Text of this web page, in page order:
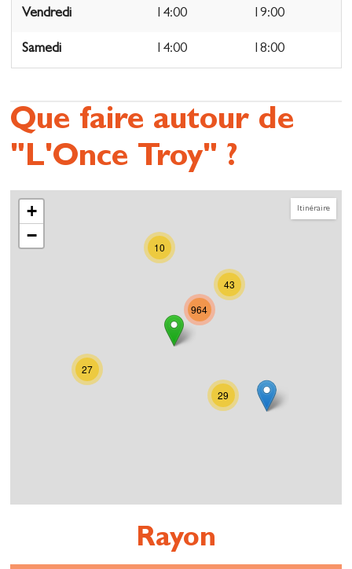
Vendredi 14:00 19:00
Samedi 14:00 18:00
Que faire autour de
"L'Once Troy" ?
Itinéraire
10
43
27
29
964
+
−
Rayon